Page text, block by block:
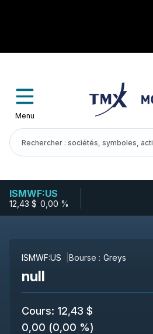
Menu
ISMWF:US
12,43 $-0,00 %
ISMWF:US Bourse : Greys
null
Cours: 12,43 $
0,00 (0,00 %)